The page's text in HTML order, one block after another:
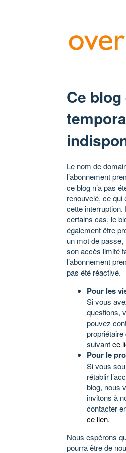
Ce
Le nom de
l’abonnement
ce blog n’a pas
renouvelé, ce qui
cette interruption.
certains cas, le
également être
un mot de passe,
son accès limité
l’abonnement
pas été réactivé.
Pour les
Si vous
questions,
pouvez
propriétaire
suivantce
Pour le
Si vous
rétablir
blog, nous
invitons à
contacter
ce lien.
Nous espérons
pourra être de